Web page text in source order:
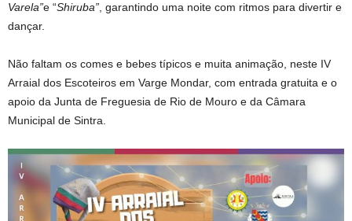
Varela”e “Shiruba”, garantindo uma noite com ritmos para divertir e
dançar.
Não faltam os comes e bebes típicos e muita animação, neste IV
Arraial dos Escoteiros em Varge Mondar, com entrada gratuita e o
apoio da Junta de Freguesia de Rio de Mouro e da Câmara
Municipal de Sintra.